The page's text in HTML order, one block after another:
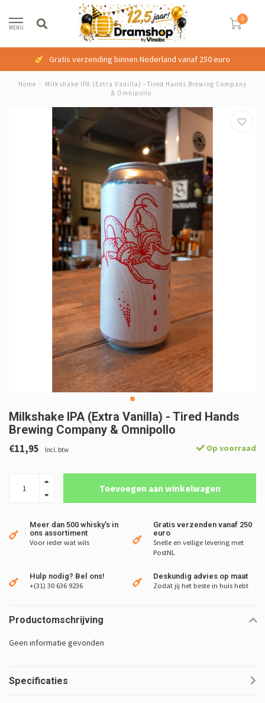
MENU
0
Gratis verzending binnen Nederland vanaf 250 euro
Home
Milkshake IPA (Extra Vanilla) - Tired Hands Brewing Company
& Omnipollo
Milkshake IPA (Extra Vanilla) - Tired Hands
Brewing Company & Omnipollo
€11,95 Incl. btw Op voorraad
Toevoegen aan winkelwagen
Meer dan 500 whisky's in
ons assortiment
Voor ieder wat wils
Gratis verzenden vanaf 250
euro
Snelle en veilige levering met
PostNL
Hulp nodig? Bel ons!
+(31) 30 636 9236
Deskundig advies op maat
Zodat jij het beste in huis hebt
Productomschrijving
Geen informatie gevonden
Specificaties